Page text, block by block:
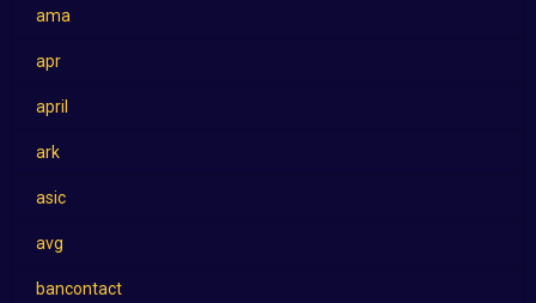
ama
apr
april
ark
asic
avg
bancontact